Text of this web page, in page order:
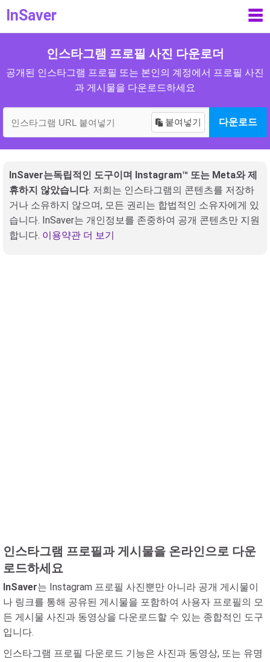
InSaver ☰
인스타그램 프로필 사진 다운로더
공개된 인스타그램 프로필 또는 본인의 계정에서 프로필 사진
과 게시물을 다운로드하세요
붙여넣기 다운로드
InSaver는독립적인 도구이며 Instagram™ 또는 Meta와 제
휴하지 않았습니다. 저희는 인스타그램의 콘텐츠를 저장하
거나 소유하지 않으며, 모든 권리는 합법적인 소유자에게 있
습니다. InSaver는 개인정보를 존중하여 공개 콘텐츠만 지원
합니다. 이용약관 더 보기
인스타그램 프로필과 게시물을 온라인으로 다운
로드하세요
InSaver는 Instagram 프로필 사진뿐만 아니라 공개 게시물이
나 링크를 통해 공유된 게시물을 포함하여 사용자 프로필의 모
든 게시물 사진과 동영상을 다운로드할 수 있는 종합적인 도구
입니다.
인스타그램 프로필 다운로드 기능은 사진과 동영상, 또는 유명